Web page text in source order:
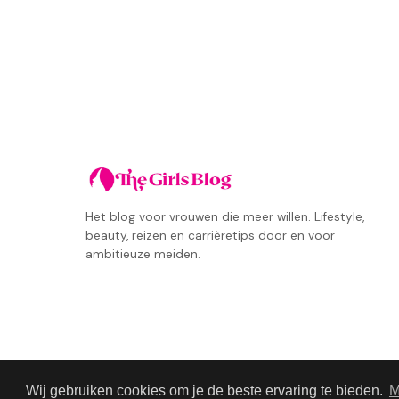
Wij gebruiken cookies om je de beste ervaring te bieden.
Het blog voor vrouwen die meer willen. Lifestyle,
beauty, reizen en carrièretips door en voor
ambitieuze meiden.